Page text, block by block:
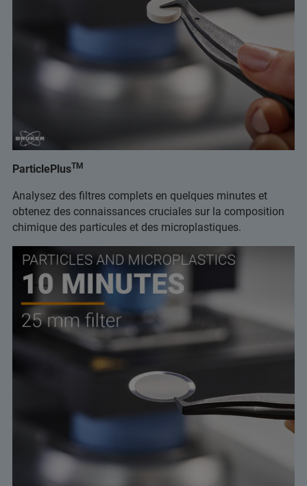
ParticlePlusTM
Analysez des filtres complets en quelques minutes et
obtenez des connaissances cruciales sur la composition
chimique des particules et des microplastiques.